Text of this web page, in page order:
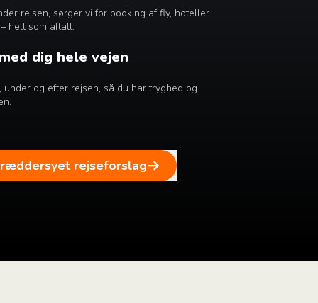
rejsen, sørger vi for booking af fly, hoteller
helt som aftalt.
dig hele vejen
under og efter rejsen, så du har tryghed og
rejseforslag